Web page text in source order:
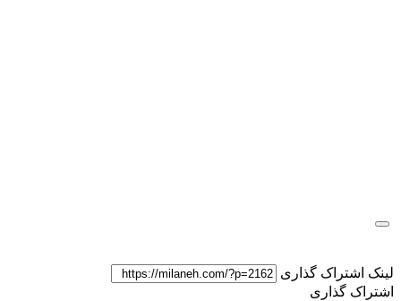
لینک اشتراک گذاری
اشتراک گذاری